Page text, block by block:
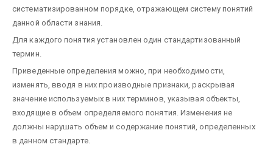
систематизированном порядке, отражающем систему понятий
данной области знания.
Для каждого понятия установлен один стандартизованный
термин.
Приведенные определения можно, при необходимости,
изменять, вводя в них производные признаки, раскрывая
значение используемых в них терминов, указывая объекты,
входящие в объем определяемого понятия. Изменения не
должны нарушать объем и содержание понятий, определенных
в данном стандарте.